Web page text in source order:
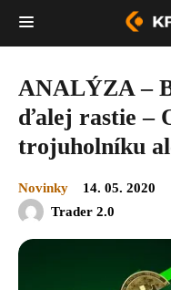
ANALÝZA –
ďalej rastie –
trojuholníku
Novinky
14. 05. 2020
Trader 2.0